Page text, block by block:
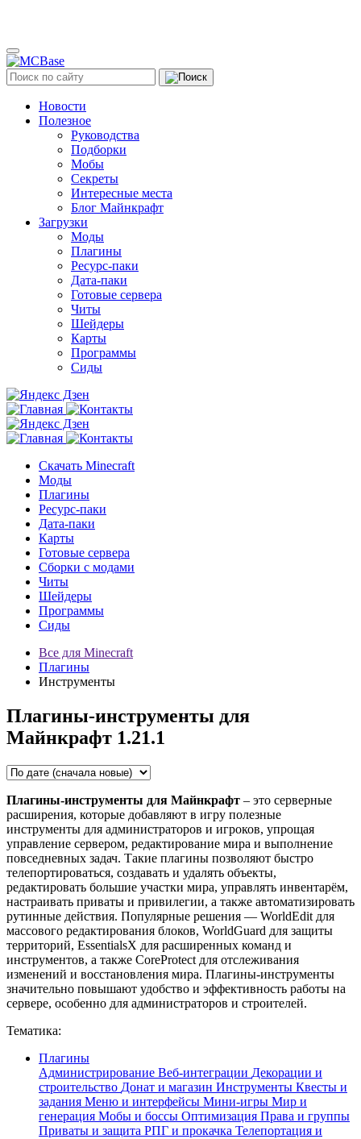
Новости
Полезное
Руководства
Подборки
Мобы
Секреты
Интересные места
Блог Майнкрафт
Загрузки
Моды
Плагины
Ресурс-паки
Дата-паки
Готовые сервера
Читы
Шейдеры
Карты
Программы
Сиды
Скачать Minecraft
Моды
Плагины
Ресурс-паки
Дата-паки
Карты
Готовые сервера
Сборки с модами
Читы
Шейдеры
Программы
Сиды
Все для Minecraft
Плагины
Инструменты
Плагины-инструменты для
Майнкрафт 1.21.1
Плагины-инструменты для Майнкрафт – это серверные
расширения, которые добавляют в игру полезные
инструменты для администраторов и игроков, упрощая
управление сервером, редактирование мира и выполнение
повседневных задач. Такие плагины позволяют быстро
телепортироваться, создавать и удалять объекты,
редактировать большие участки мира, управлять инвентарём,
настраивать приваты и привилегии, а также автоматизировать
рутинные действия. Популярные решения — WorldEdit для
массового редактирования блоков, WorldGuard для защиты
территорий, EssentialsX для расширенных команд и
инструментов, а также CoreProtect для отслеживания
изменений и восстановления мира. Плагины-инструменты
значительно повышают удобство и эффективность работы на
сервере, особенно для администраторов и строителей.
Тематика:
Плагины
Администрирование Веб-интеграции Декорации и
строительство Донат и магазин Инструменты Квесты и
задания Меню и интерфейсы Мини-игры Мир и
генерация Мобы и боссы Оптимизация Права и группы
Приваты и защита РПГ и прокачка Телепортация и